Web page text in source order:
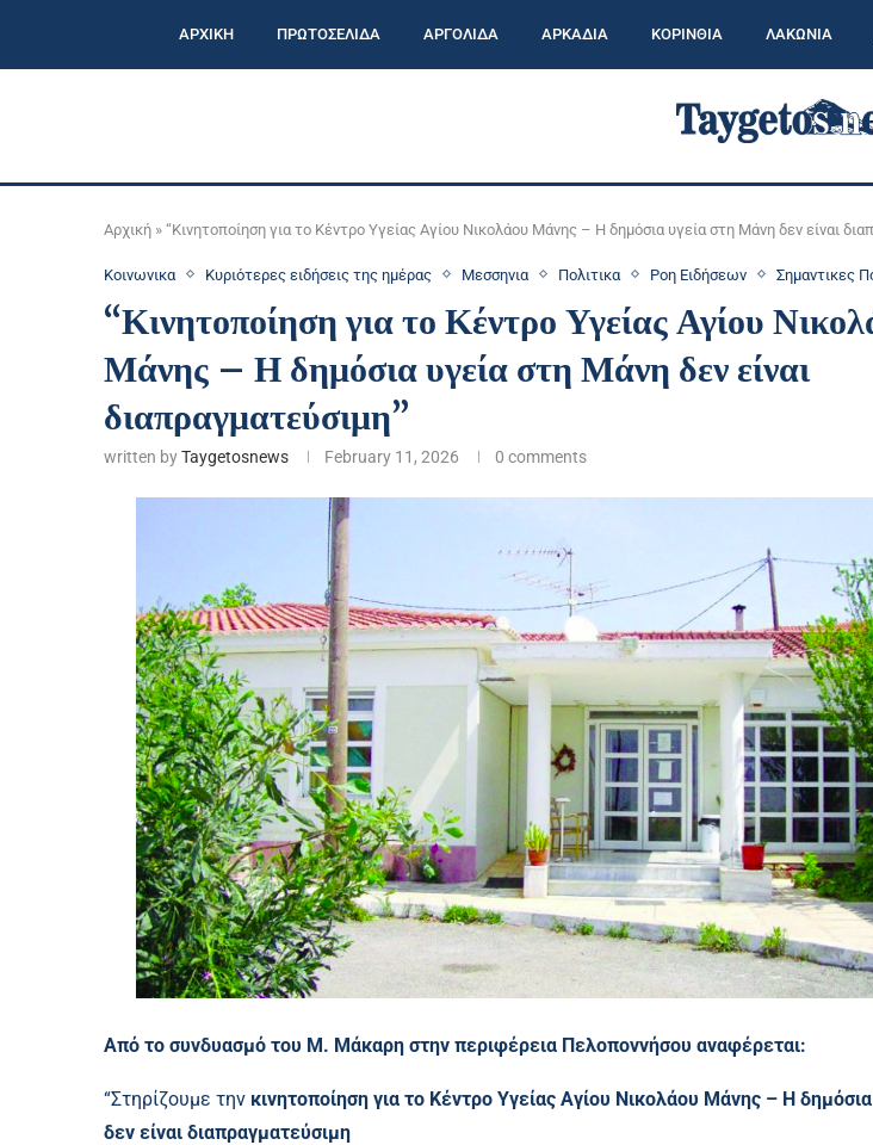
ΑΡΧΙΚΗ ΠΡΩΤΟΣΕΛΙΔΑ ΑΡΓΟΛΙΔΑ ΑΡΚΑΔΙΑ ΚΟΡΙΝΘΙΑ ΛΑΚΩΝΙΑ
Αρχική » “Κινητοποίηση για το Κέντρο Υγείας Αγίου Νικολάου Μάνης – Η δημόσια υγεία στη Μάνη δεν είναι
Κοινωνικα Κυριότερες ειδήσεις της ημέρας Μεσσηνια Πολιτικα Ροη Ειδήσεων Σημαντικες
“Κινητοποίηση για το Κέντρο Υγείας Αγίου
Μάνης – Η δημόσια υγεία στη Μάνη δεν είναι
διαπραγματεύσιμη”
written byTaygetosnews February 11, 2026 0 comments
Από το συνδυασμό του Μ. Μάκαρη στην περιφέρεια Πελοποννήσου αναφέρεται:
“Στηρίζουμε την κινητοποίηση για το Κέντρο Υγείας Αγίου Νικολάου Μάνης – Η
δεν είναι διαπραγματεύσιμη